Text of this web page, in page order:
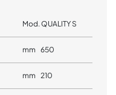
Mod. QUALITY S
mm 650
mm 210